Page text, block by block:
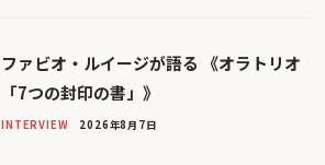
ファビオ・ルイージが語る 《オラトリオ
「7つの封印の書」》
INTERVIEW 2026年8月7日